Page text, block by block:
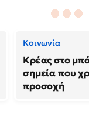
Κοινωνία
Κρέας στο
σημεία που
προσοχή